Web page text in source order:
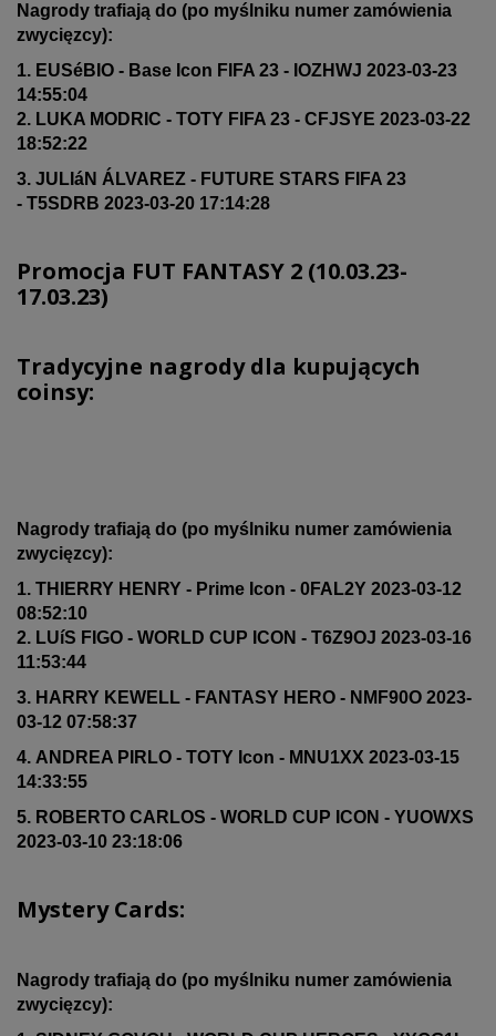
Nagrody trafiają do (po myślniku numer zamówienia
zwycięzcy):
1. EUSéBIO - Base Icon FIFA 23 - IOZHWJ 2023-03-23
14:55:04
2. LUKA MODRIC - TOTY FIFA 23 - CFJSYE 2023-03-22
18:52:22
3. JULIáN ÁLVAREZ - FUTURE STARS FIFA 23
- T5SDRB 2023-03-20 17:14:28
Promocja FUT FANTASY 2 (10.03.23-
17.03.23)
Tradycyjne nagrody dla kupujących
coinsy:
Nagrody trafiają do (po myślniku numer zamówienia
zwycięzcy):
1. THIERRY HENRY - Prime Icon - 0FAL2Y 2023-03-12
08:52:10
2. LUíS FIGO - WORLD CUP ICON - T6Z9OJ 2023-03-16
11:53:44
3. HARRY KEWELL - FANTASY HERO - NMF90O 2023-
03-12 07:58:37
4. ANDREA PIRLO - TOTY Icon - MNU1XX 2023-03-15
14:33:55
5. ROBERTO CARLOS - WORLD CUP ICON - YUOWXS
2023-03-10 23:18:06
Mystery Cards:
Nagrody trafiają do (po myślniku numer zamówienia
zwycięzcy):